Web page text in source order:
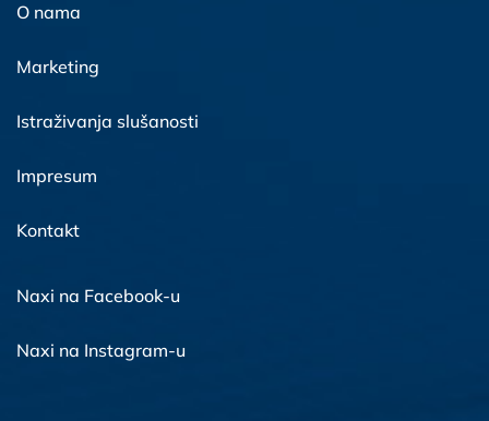
O nama
Marketing
Istraživanja slušanosti
Impresum
Kontakt
Naxi na Facebook-u
Naxi na Instagram-u